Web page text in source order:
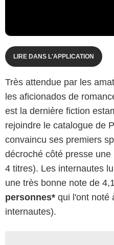
LIRE DANS L'APPLICATION
Très attendue par les
les aficionados de
est la dernière fiction
rejoindre le catalogue de
convaincu ses premiers
décroché côté presse
4 titres). Les internautes
une très bonne note de
personnes* qui l'ont noté
internautes).